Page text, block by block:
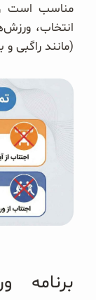
مناسب است و
انتخاب،
(مانند راگبی
برنامه